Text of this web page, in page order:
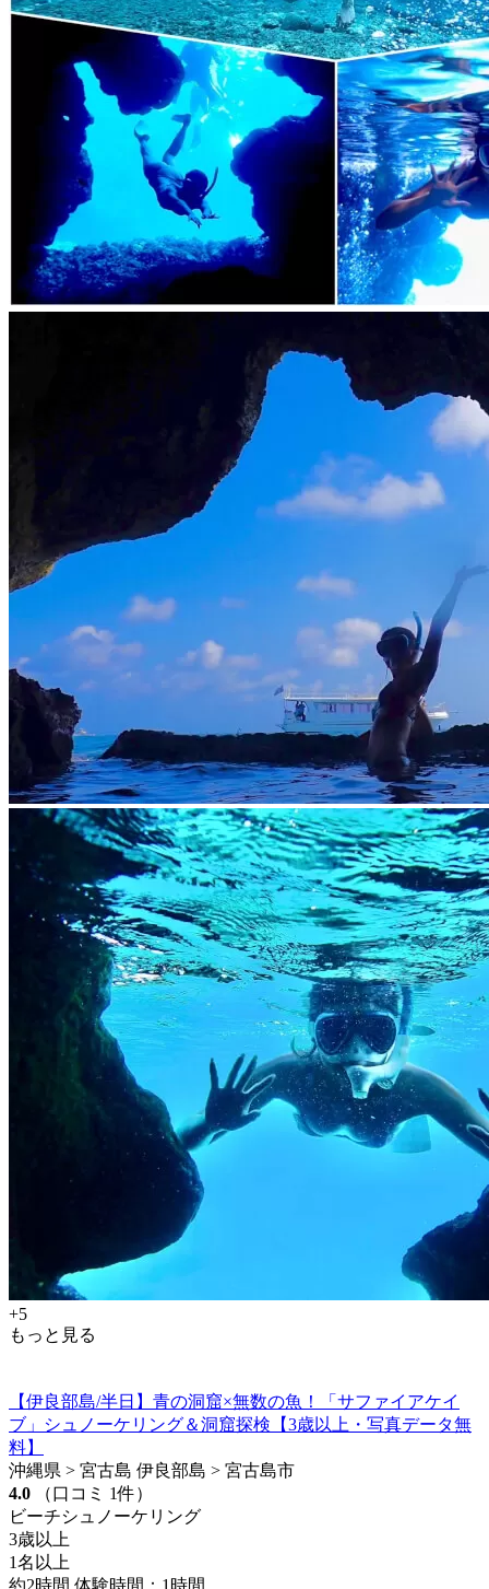
+5
もっと見る
【伊良部島/半日】青の洞窟×無数の魚！「サファイアケイ
ブ」シュノーケリング＆洞窟探検【3歳以上・写真データ無
料】
沖縄県 > 宮古島 伊良部島 > 宮古島市
4.0
（口コミ 1件）
ビーチシュノーケリング
3歳以上
1名以上
約2時間 体験時間：1時間